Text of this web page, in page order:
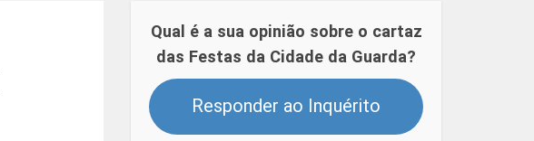
Qual é a sua opinião sobre o cartaz
das Festas da Cidade da Guarda?
Responder ao Inquérito